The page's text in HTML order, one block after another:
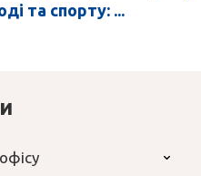
та спорту: ...